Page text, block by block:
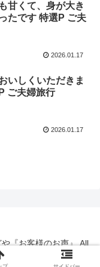
甘くて、身が大き
たです 特選P ご夫
2026.01.17
いしくいただきま
ご夫婦旅行
2026.01.17
『お客様のお声』 All